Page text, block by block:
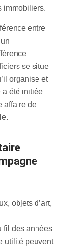
immobiliers.
entre
se situe
organise et
a été initiée
affaire de
objets d’art,
fil des années
utilité peuvent